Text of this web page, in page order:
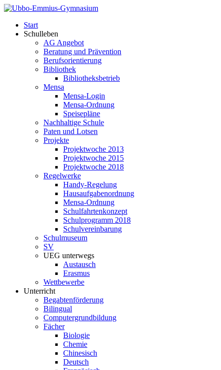
Start
Schulleben
AG Angebot
Beratung und Prävention
Berufsorientierung
Bibliothek
Bibliotheksbetrieb
Mensa
Mensa-Login
Mensa-Ordnung
Speisepläne
Nachhaltige Schule
Paten und Lotsen
Projekte
Projektwoche 2013
Projektwoche 2015
Projektwoche 2018
Regelwerke
Handy-Regelung
Hausaufgabenordnung
Mensa-Ordnung
Schulfahrtenkonzept
Schulprogramm 2018
Schulvereinbarung
Schulmuseum
SV
UEG unterwegs
Austausch
Erasmus
Wettbewerbe
Unterricht
Begabtenförderung
Bilingual
Computergrundbildung
Fächer
Biologie
Chemie
Chinesisch
Deutsch